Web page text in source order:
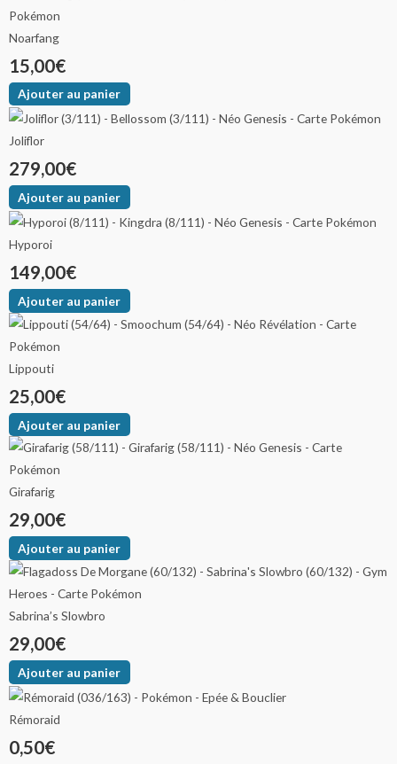
Noarfang
15,00€
Ajouter au panier
Joliflor
279,00€
Ajouter au panier
Hyporoi
149,00€
Ajouter au panier
Lippouti
25,00€
Ajouter au panier
Girafarig
29,00€
Ajouter au panier
Sabrina’s Slowbro
29,00€
Ajouter au panier
Rémoraid
0,50€